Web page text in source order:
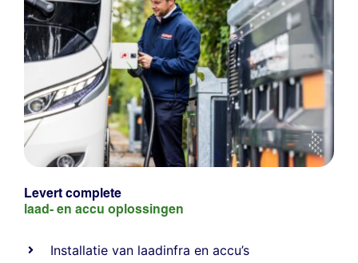
Levert complete
laad- en accu oplossingen
Installatie van laadinfra en accu’s